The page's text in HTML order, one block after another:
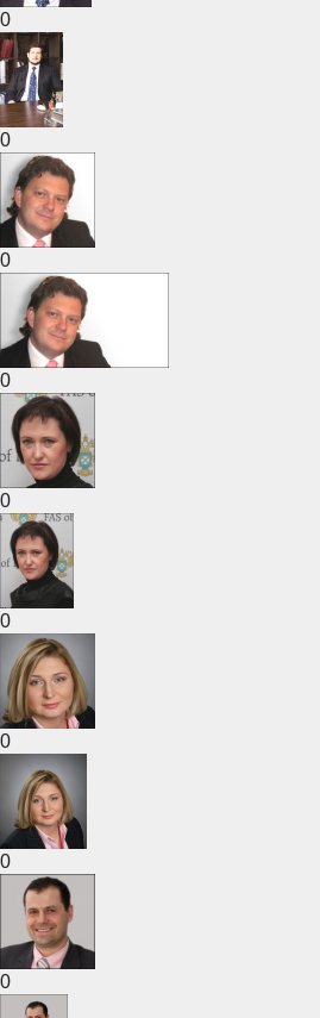
0
0
0
0
0
0
0
0
0